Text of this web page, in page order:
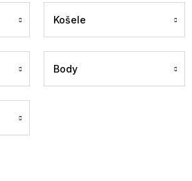
Košele
Body